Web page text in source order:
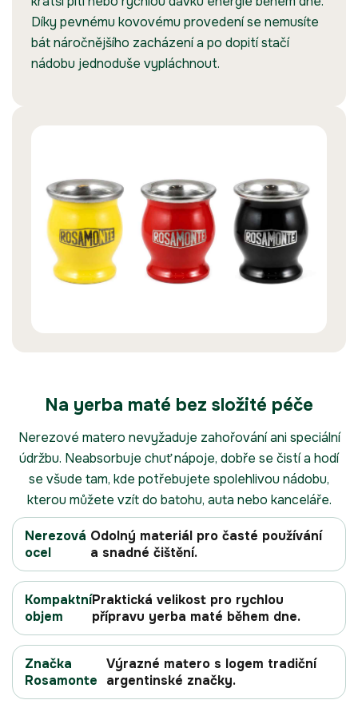
Díky pevnému kovovému provedení se nemusíte
bát náročnějšího zacházení a po dopití stačí
nádobu jednoduše vypláchnout.
Na yerba maté bez složité péče
Nerezové matero nevyžaduje zahořování ani speciální
údržbu. Neabsorbuje chuť nápoje, dobře se čistí a hodí
se všude tam, kde potřebujete spolehlivou nádobu,
kterou můžete vzít do batohu, auta nebo kanceláře.
Nerezová
ocel
Odolný materiál pro časté používání
a snadné čištění.
Kompaktní
objem
Praktická velikost pro rychlou
přípravu yerba maté během dne.
Značka
Rosamonte
Výrazné matero s logem tradiční
argentinské značky.